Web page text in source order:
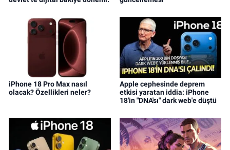
iPhone 18 Pro Max nasıl
olacak? Özellikleri neler?
Apple cephesinde deprem
etkisi yaratan iddia: iPhone
18'in "DNA'sı" dark web'e düştü